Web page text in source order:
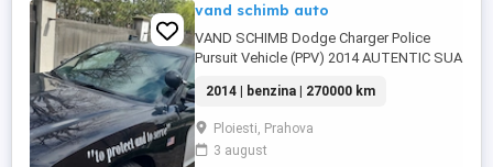
vand schimb auto
VAND SCHIMB Dodge Charger Police
Pursuit Vehicle (PPV) 2014 AUTENTIC SUA
operațională Sheriff s Department (USA).
Mașină rară în România, ideală pentru
pasionați, show car, evenimente, filmări
sau uz personal. Motor 3.6 V6 Police
2014 | benzina | 270000 km
Ploiesti, Prahova
3 august